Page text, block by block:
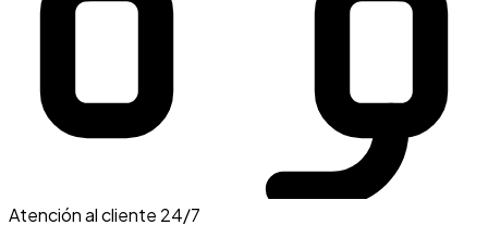
Atención al cliente 24/7